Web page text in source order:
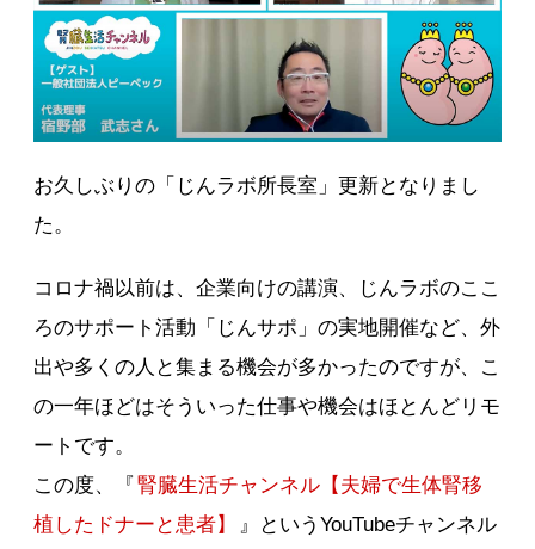
お久しぶりの「じんラボ所長室」更新となりまし
た。
コロナ禍以前は、企業向けの講演、じんラボのここ
ろのサポート活動「じんサポ」の実地開催など、外
出や多くの人と集まる機会が多かったのですが、こ
の一年ほどはそういった仕事や機会はほとんどリモ
ートです。
この度、『 腎臓生活チャンネル【夫婦で生体腎移
植したドナーと患者】
』というYouTubeチャンネル